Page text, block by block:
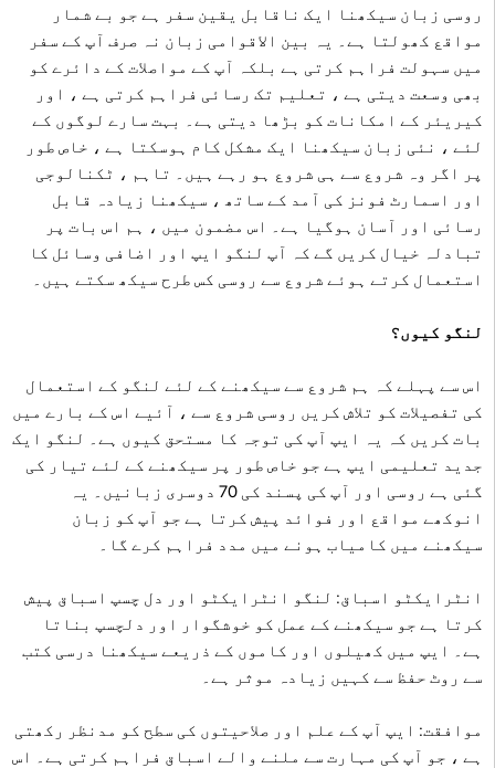
روسی زبان سیکھنا ایک ناقابل یقین سفر ہے جو بے شمار
مواقع کھولتا ہے۔ یہ بین الاقوامی زبان نہ صرف آپ کے سفر
میں سہولت فراہم کرتی ہے بلکہ آپ کے مواصلات کے دائرے کو
بھی وسعت دیتی ہے ، تعلیم تک رسائی فراہم کرتی ہے ، اور
کیریئر کے امکانات کو بڑھا دیتی ہے۔ بہت سارے لوگوں کے
لئے ، نئی زبان سیکھنا ایک مشکل کام ہوسکتا ہے ، خاص طور
پر اگر وہ شروع سے ہی شروع ہو رہے ہیں۔ تاہم ، ٹکنالوجی
اور اسمارٹ فونز کی آمد کے ساتھ ، سیکھنا زیادہ قابل
رسائی اور آسان ہوگیا ہے۔ اس مضمون میں ، ہم اس بات پر
تبادلہ خیال کریں گے کہ آپ لنگو ایپ اور اضافی وسائل کا
استعمال کرتے ہوئے شروع سے روسی کس طرح سیکھ سکتے ہیں۔
لنگو کیوں؟
اس سے پہلے کہ ہم شروع سے سیکھنے کے لئے لنگو کے استعمال
کی تفصیلات کو تلاش کریں روسی شروع سے ، آئیے اس کے بارے میں
بات کریں کہ یہ ایپ آپ کی توجہ کا مستحق کیوں ہے۔ لنگو ایک
جدید تعلیمی ایپ ہے جو خاص طور پر سیکھنے کے لئے تیار کی
گئی ہے روسی اور آپ کی پسند کی 70 دوسری زبانیں۔ یہ
انوکھے مواقع اور فوائد پیش کرتا ہے جو آپ کو زبان
سیکھنے میں کامیاب ہونے میں مدد فراہم کرے گا۔
انٹرایکٹو اسباق: لنگو انٹرایکٹو اور دل چسپ اسباق پیش
کرتا ہے جو سیکھنے کے عمل کو خوشگوار اور دلچسپ بناتا
ہے۔ ایپ میں کھیلوں اور کاموں کے ذریعے سیکھنا درسی کتب
سے روٹ حفظ سے کہیں زیادہ موثر ہے۔
موافقت: ایپ آپ کے علم اور صلاحیتوں کی سطح کو مدنظر رکھتی
ہے ، جو آپ کی مہارت سے ملنے والے اسباق فراہم کرتی ہے۔ اس